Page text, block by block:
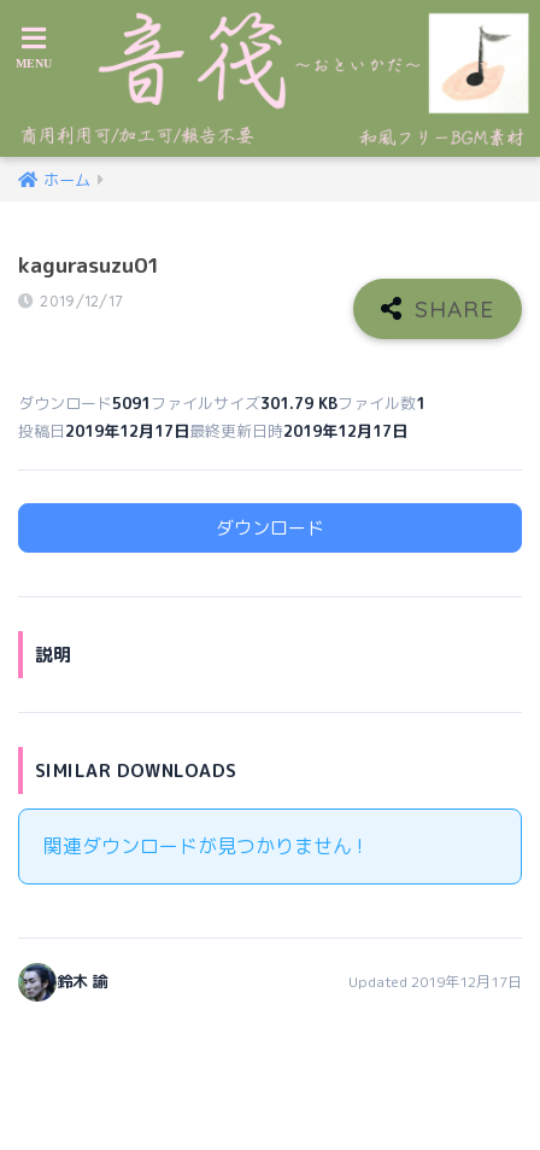
ホーム
kagurasuzu01
2019/12/17
ダウンロード5091ファイルサイズ301.79 KBファイル数1
投稿日2019年12月17日最終更新日時2019年12月17日
ダウンロード
説明
SIMILAR DOWNLOADS
関連ダウンロードが見つかりません !
鈴木 諭 Updated 2019年12月17日